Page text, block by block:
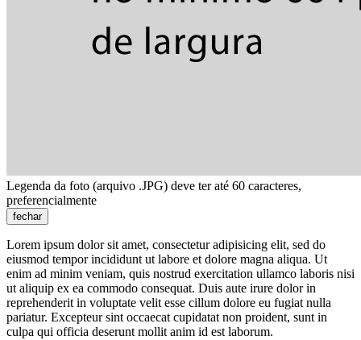
Legenda da foto (arquivo .JPG) deve ter até 60 caracteres,
preferencialmente
fechar
Lorem ipsum dolor sit amet, consectetur adipisicing elit, sed do
eiusmod tempor incididunt ut labore et dolore magna aliqua. Ut
enim ad minim veniam, quis nostrud exercitation ullamco laboris nisi
ut aliquip ex ea commodo consequat. Duis aute irure dolor in
reprehenderit in voluptate velit esse cillum dolore eu fugiat nulla
pariatur. Excepteur sint occaecat cupidatat non proident, sunt in
culpa qui officia deserunt mollit anim id est laborum.